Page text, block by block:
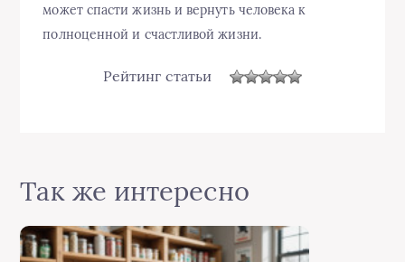
может спасти жизнь и вернуть человека к
полноценной и счастливой жизни.
Рейтинг статьи
Так же интересно